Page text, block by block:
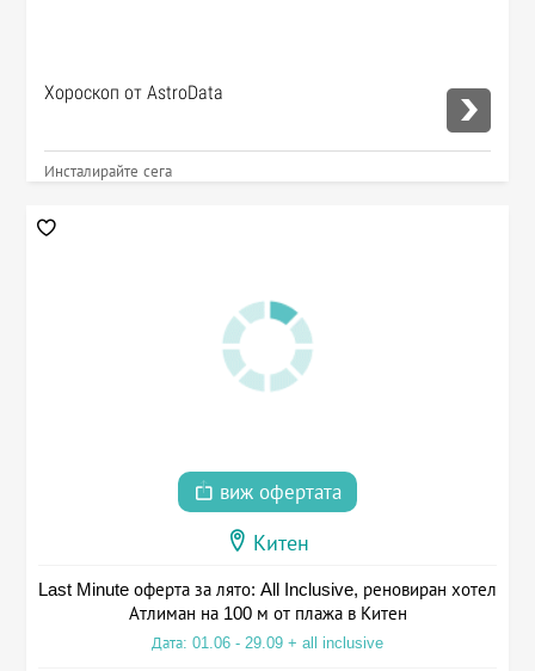
Хороскоп от AstroData
Инсталирайте сега
виж офертата
Китен
Last Minute оферта за лято: All Inclusive, реновиран хотел
Атлиман на 100 м от плажа в Китен
Дата: 01.06 - 29.09 + all inclusive